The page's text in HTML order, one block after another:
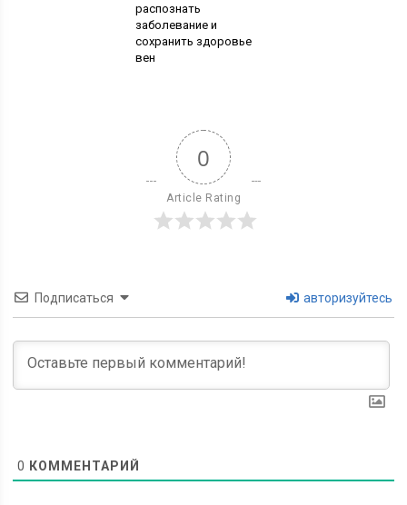
распознать
заболевание и
сохранить здоровье
вен
0
Article Rating
Подписаться авторизуйтесь
0 КОММЕНТАРИЙ